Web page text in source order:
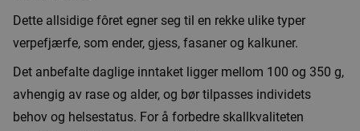
Dette allsidige fôret egner seg til en rekke ulike typer
verpefjærfe, som ender, gjess, fasaner og kalkuner.
Det anbefalte daglige inntaket ligger mellom 100 og 350 g,
avhengig av rase og alder, og bør tilpasses individets
behov og helsestatus. For å forbedre skallkvaliteten